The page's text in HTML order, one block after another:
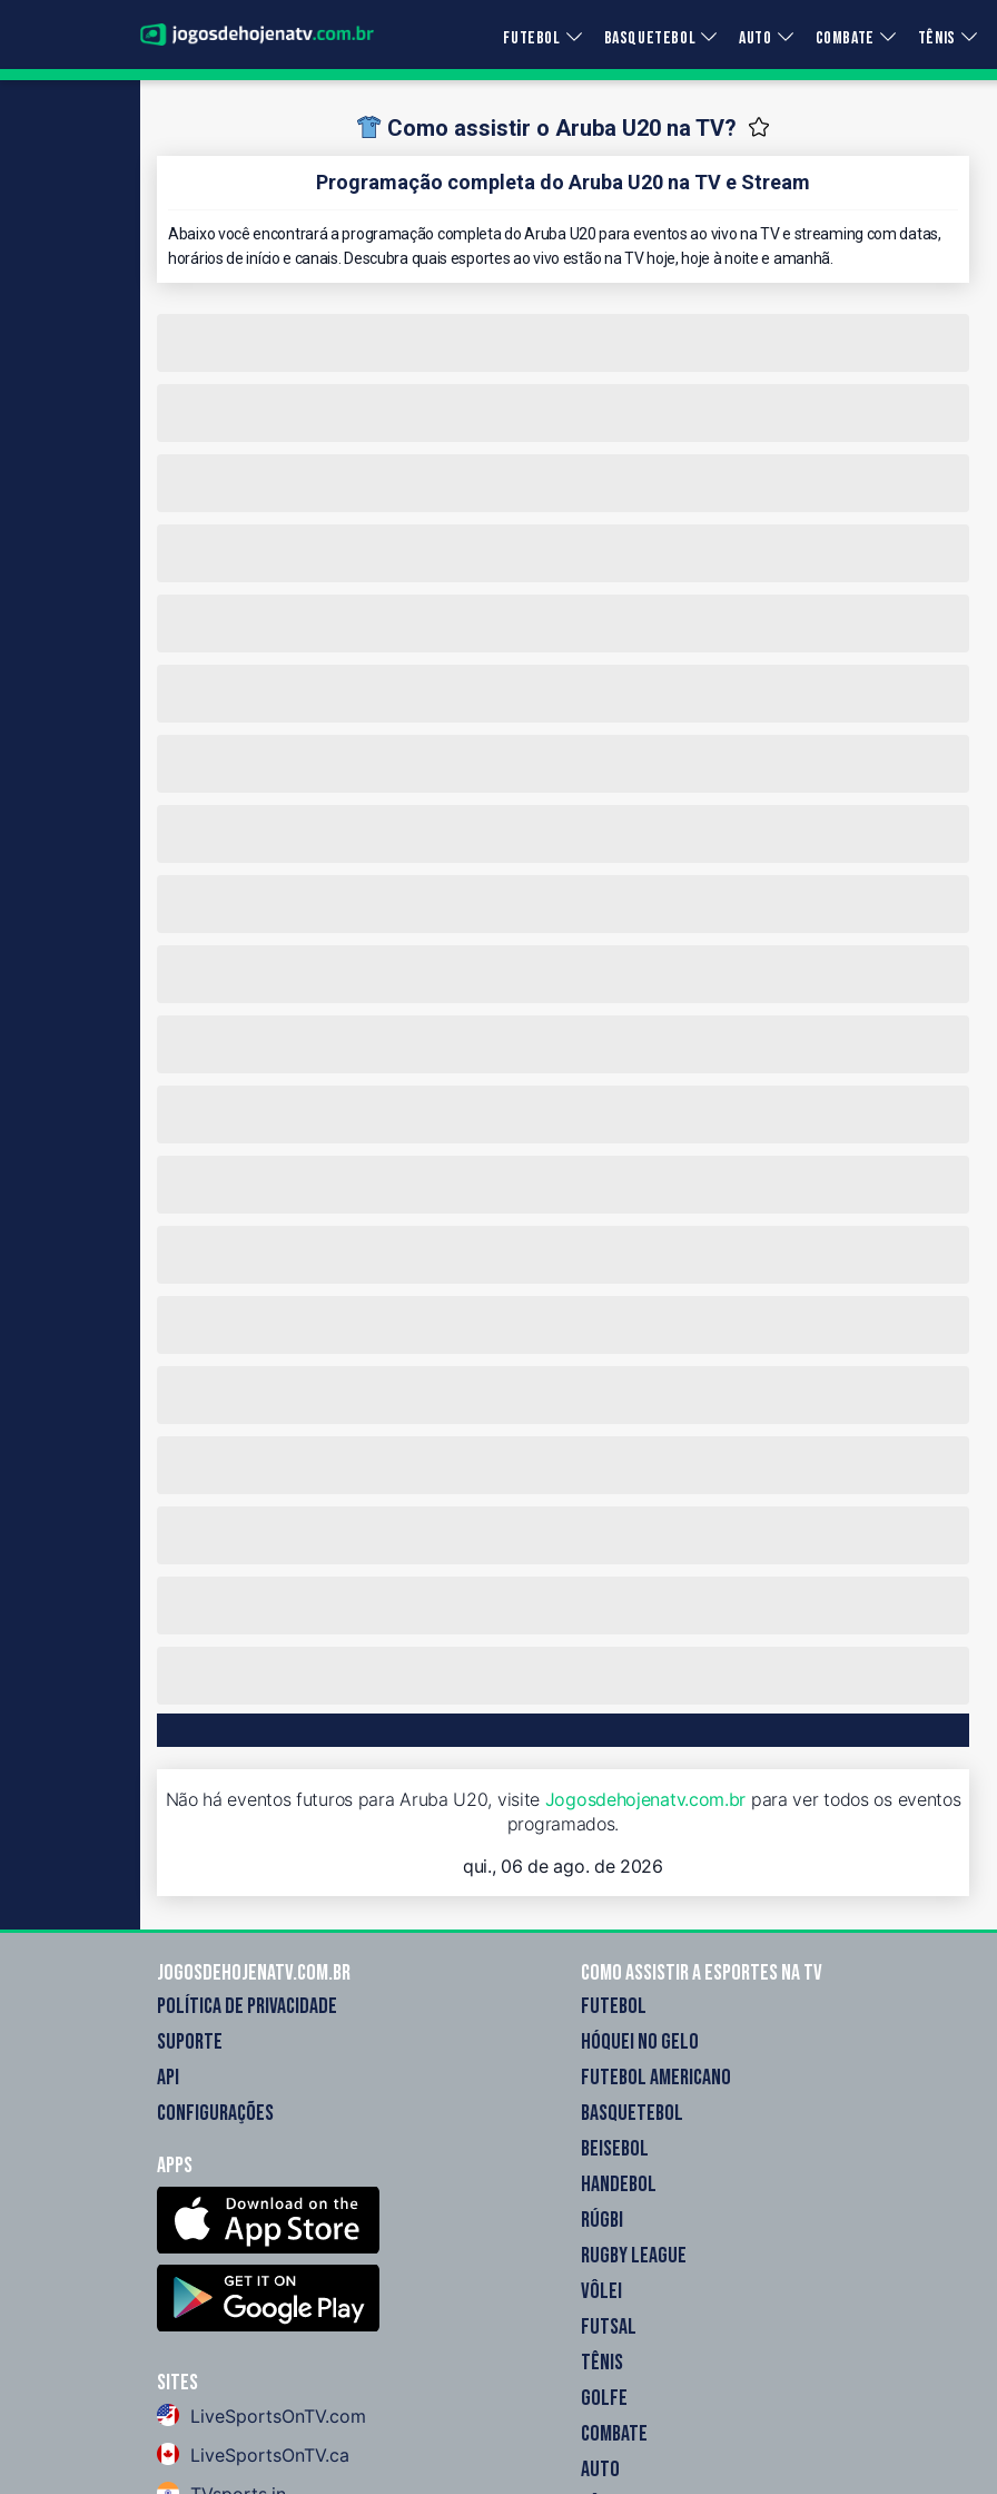
FUTEBOL BASQUETEBOL AUTO COMBATE TÊNIS
Como assistir o Aruba U20 na TV?
Programação completa do Aruba U20 na TV e Stream
Abaixo você encontrará a programação completa do Aruba U20 para eventos ao vivo na TV e streaming com datas,
horários de início e canais. Descubra quais esportes ao vivo estão na TV hoje, hoje à noite e amanhã.
Não há eventos futuros para Aruba U20, visite Jogosdehojenatv.com.br para ver todos os eventos
programados.
qui., 06 de ago. de 2026
Jogosdehojenatv.com.br
POLÍTICA DE PRIVACIDADE
SUPORTE
API
CONFIGURAÇÕES
Apps
Sites
LiveSportsOnTV.com
LiveSportsOnTV.ca
Como assistir a esportes na TV
FUTEBOL
HÓQUEI NO GELO
FUTEBOL AMERICANO
BASQUETEBOL
BEISEBOL
HANDEBOL
RÚGBI
RUGBY LEAGUE
VÔLEI
FUTSAL
TÊNIS
GOLFE
COMBATE
AUTO